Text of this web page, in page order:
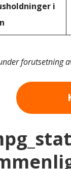
i
forutsetning